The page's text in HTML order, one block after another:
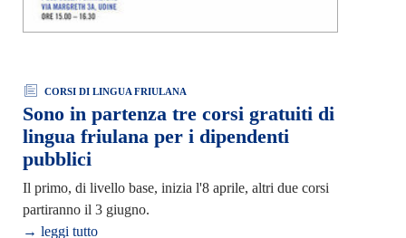
CORSI DI LINGUA FRIULANA
Sono in partenza tre corsi gratuiti di
lingua friulana per i dipendenti
pubblici
Il primo, di livello base, inizia l'8 aprile, altri due corsi
partiranno il 3 giugno.
→ leggi tutto